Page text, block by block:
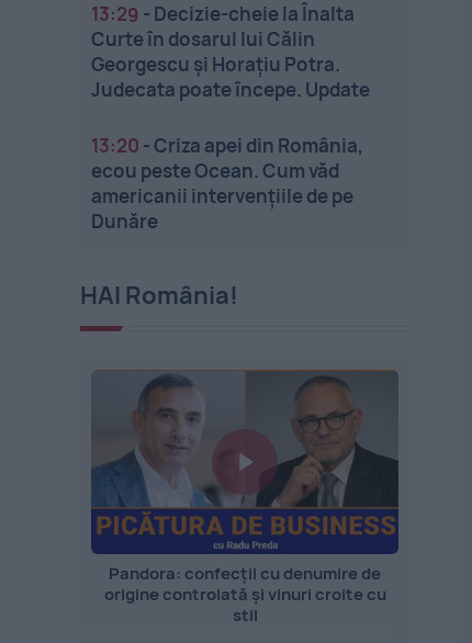
13:29 - Decizie-cheie la Înalta
Curte în dosarul lui Călin
Georgescu și Horațiu Potra.
Judecata poate începe. Update
13:20 -Criza apei din România,
ecou peste Ocean. Cum văd
americanii intervențiile de pe
Dunăre
HAI România!
Pandora: confecții cu denumire de
origine controlată și vinuri croite cu
stil